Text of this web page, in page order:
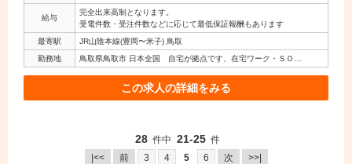
給与
完全出来高制となります。
受電件数・受注件数などに応じて最低保証報酬もあります
最寄駅
JR山陰本線(豊岡〜米子) 鳥取
勤務地
鳥取県鳥取市 日本全国 自宅が拠点です、在宅ワーク・ＳＯ…
この求人の詳細をみる
28 件中 21-25 件
|<<
前 3 4 5 6 次 >>|